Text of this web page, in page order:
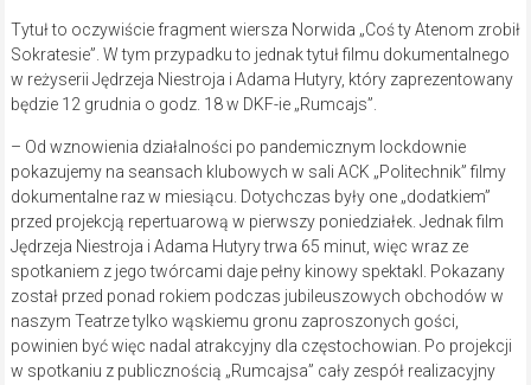
Tytuł to oczywiście fragment wiersza Norwida „Coś ty Atenom zrobił
Sokratesie”. W tym przypadku to jednak tytuł filmu dokumentalnego
w reżyserii Jędrzeja Niestroja i Adama Hutyry, który zaprezentowany
będzie 12 grudnia o godz. 18 w DKF-ie „Rumcajs”.
– Od wznowienia działalności po pandemicznym lockdownie
pokazujemy na seansach klubowych w sali ACK „Politechnik” filmy
dokumentalne raz w miesiącu. Dotychczas były one „dodatkiem”
przed projekcją repertuarową w pierwszy poniedziałek. Jednak film
Jędrzeja Niestroja i Adama Hutyry trwa 65 minut, więc wraz ze
spotkaniem z jego twórcami daje pełny kinowy spektakl. Pokazany
został przed ponad rokiem podczas jubileuszowych obchodów w
naszym Teatrze tylko wąskiemu gronu zaproszonych gości,
powinien być więc nadal atrakcyjny dla częstochowian. Po projekcji
w spotkaniu z publicznością „Rumcajsa” cały zespół realizacyjny